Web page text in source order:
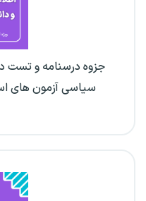
جزوه درسنامه و تست
سیاسی آزمون های